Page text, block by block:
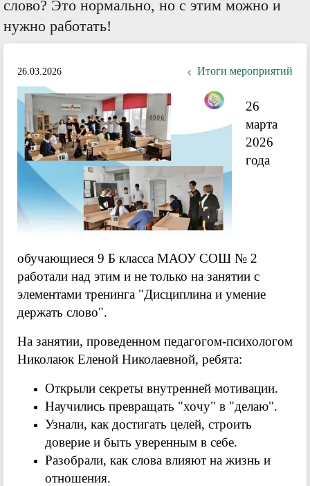
слово? Это нормально, но с этим можно и
нужно работать!
26.03.2026 Итоги мероприятий
26
марта
2026
года
обучающиеся 9 Б класса МАОУ СОШ № 2
работали над этим и не только на занятии с
элементами тренинга "Дисциплина и умение
держать слово".
На занятии, проведенном педагогом-психологом
Николаюк Еленой Николаевной, ребята:
Открыли секреты внутренней мотивации.
Научились превращать "хочу" в "делаю".
Узнали, как достигать целей, строить
доверие и быть уверенным в себе.
Разобрали, как слова влияют на жизнь и
отношения.